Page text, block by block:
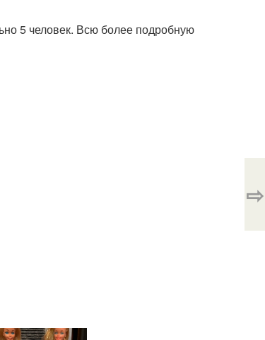
5 человек. Всю более подробную
⇨